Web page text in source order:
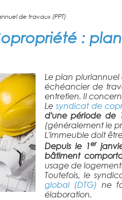
de travaux (PPT)
:
Le plan
échéancier de
entretien. Il
Le syndicat de
d'une période de
(généralement le
L'immeuble doit
Depuis le 1er
bâtiment
usage de
Toutefois, le
global (DTG) ne
élaboration.